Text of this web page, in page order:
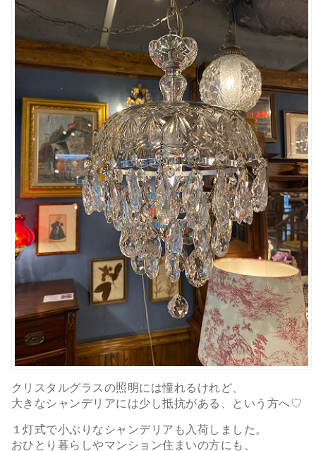
クリスタルグラスの照明には憧れるけれど、
大きなシャンデリアには少し抵抗がある、という方へ♡
１灯式で小ぶりなシャンデリアも入荷しました。
おひとり暮らしやマンション住まいの方にも、